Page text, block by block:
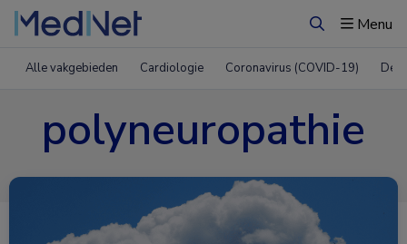
ZoekenMenu
Alle vakgebieden Cardiologie Coronavirus (COVID-19)
polyneuropathie